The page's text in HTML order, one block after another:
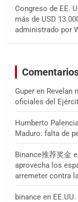
Congreso de EE.
más de USD
administrado por
Guper en Revelan
oficiales del
Humberto Palencia
Maduro: falta de
Binance推荐奖金
aprovecha los
arremeter contra
binance en